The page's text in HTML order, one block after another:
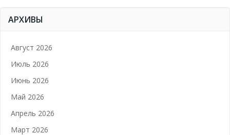
АРХИВЫ
Август 2026
Июль 2026
Июнь 2026
Май 2026
Апрель 2026
Март 2026